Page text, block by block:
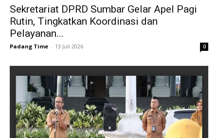
Sekretariat DPRD Sumbar Gelar Apel Pagi
Rutin, Tingkatkan Koordinasi dan
Pelayanan...
Padang Time - 13 Juli 2026 0